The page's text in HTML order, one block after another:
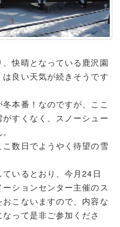
快晴となっている鹿沢園
良い天気が続きそうです
本番！なのですが、ここ
すくなく、スノーシュー
数日でようやく待望の雪
いるとおり、今月24日
ーションセンター主催のス
こないますので、内容な
って是非ご参加くださ